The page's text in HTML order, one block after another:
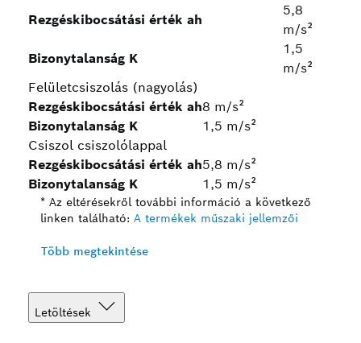
Rezgéskibocsátási érték ah
5,8
m/s²
Bizonytalanság K
1,5
m/s²
Felületcsiszolás (nagyolás)
Rezgéskibocsátási érték ah8 m/s²
Bizonytalanság K
1,5 m/s²
Csiszol csiszolólappal
Rezgéskibocsátási érték ah5,8 m/s²
Bizonytalanság K
1,5 m/s²
* Az eltérésekről további információ a következő
linken található: A termékek műszaki jellemzői
Több megtekintése
Letöltések